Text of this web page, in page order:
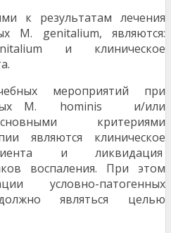
к результатам лечения
M. genitalium, являются:
и клиническое
мероприятий при
M. hominis и/или
критериями
являются клиническое
и ликвидация
воспаления. При этом
условно-патогенных
являться целью